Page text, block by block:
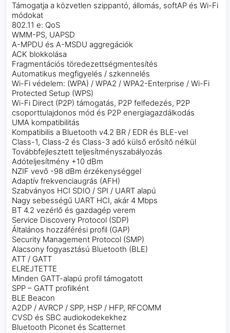
Támogatja a közvetlen szippantó, állomás, softAP és Wi-Fi
módokat
802.11 e: QoS
WMM-PS, UAPSD
A-MPDU és A-MSDU aggregációk
ACK blokkolása
Fragmentációs töredezettségmentesítés
Automatikus megfigyelés / szkennelés
Wi-Fi védelem: (WPA) / WPA2 / WPA2-Enterprise / Wi-Fi
Protected Setup (WPS)
Wi-Fi Direct (P2P) támogatás, P2P felfedezés, P2P
csoporttulajdonos mód és P2P energiagazdálkodás
UMA kompatibilitás
Kompatibilis a Bluetooth v4.2 BR / EDR és BLE-vel
Class-1, Class-2 és Class-3 adó külső erősítő nélkül
Továbbfejlesztett teljesítményszabályozás
Adóteljesítmény +10 dBm
NZIF vevő -98 dBm érzékenységgel
Adaptív frekvenciaugrás (AFH)
Szabványos HCI SDIO / SPI / UART alapú
Nagy sebességű UART HCI, akár 4 Mbps
BT 4.2 vezérlő és gazdagép verem
Service Discovery Protocol (SDP)
Általános hozzáférési profil (GAP)
Security Management Protocol (SMP)
Alacsony fogyasztású Bluetooth (BLE)
ATT / GATT
ELREJTETTE
Minden GATT-alapú profil támogatott
SPP – GATT profilként
BLE Beacon
A2DP / AVRCP / SPP, HSP / HFP, RFCOMM
CVSD és SBC audiokodekekhez
Bluetooth Piconet és Scatternet